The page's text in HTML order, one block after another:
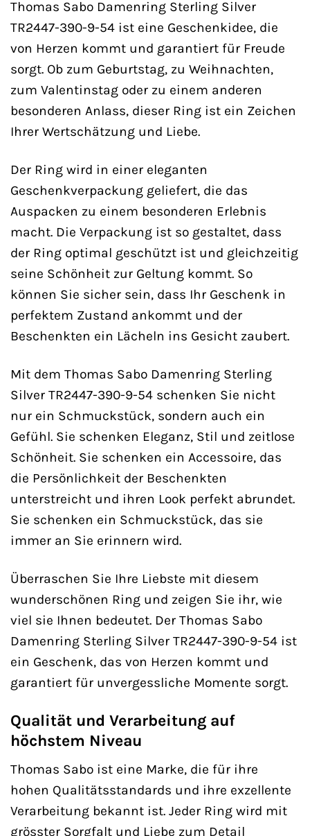
Thomas Sabo Damenring Sterling Silver
TR2447-390-9-54 ist eine Geschenkidee, die
von Herzen kommt und garantiert für Freude
sorgt. Ob zum Geburtstag, zu Weihnachten,
zum Valentinstag oder zu einem anderen
besonderen Anlass, dieser Ring ist ein Zeichen
Ihrer Wertschätzung und Liebe.
Der Ring wird in einer eleganten
Geschenkverpackung geliefert, die das
Auspacken zu einem besonderen Erlebnis
macht. Die Verpackung ist so gestaltet, dass
der Ring optimal geschützt ist und gleichzeitig
seine Schönheit zur Geltung kommt. So
können Sie sicher sein, dass Ihr Geschenk in
perfektem Zustand ankommt und der
Beschenkten ein Lächeln ins Gesicht zaubert.
Mit dem Thomas Sabo Damenring Sterling
Silver TR2447-390-9-54 schenken Sie nicht
nur ein Schmuckstück, sondern auch ein
Gefühl. Sie schenken Eleganz, Stil und zeitlose
Schönheit. Sie schenken ein Accessoire, das
die Persönlichkeit der Beschenkten
unterstreicht und ihren Look perfekt abrundet.
Sie schenken ein Schmuckstück, das sie
immer an Sie erinnern wird.
Überraschen Sie Ihre Liebste mit diesem
wunderschönen Ring und zeigen Sie ihr, wie
viel sie Ihnen bedeutet. Der Thomas Sabo
Damenring Sterling Silver TR2447-390-9-54 ist
ein Geschenk, das von Herzen kommt und
garantiert für unvergessliche Momente sorgt.
Qualität und Verarbeitung auf
höchstem Niveau
Thomas Sabo ist eine Marke, die für ihre
hohen Qualitätsstandards und ihre exzellente
Verarbeitung bekannt ist. Jeder Ring wird mit
grösster Sorgfalt und Liebe zum Detail